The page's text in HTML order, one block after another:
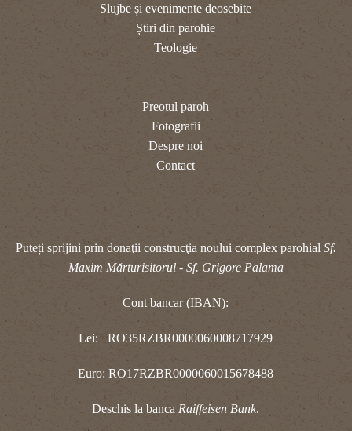
Slujbe și evenimente deosebite
Știri din parohie
Teologie
Preotul paroh
Fotografii
Despre noi
Contact
Puteți sprijini prin donaţii construcţia noului complex parohial Sf.
Maxim Mărturisitorul - Sf. Grigore Palama
Cont bancar (IBAN):
Lei: RO35RZBR0000060008717929
Euro: RO17RZBR0000060015678488
Deschis la banca Raiffeisen Bank.